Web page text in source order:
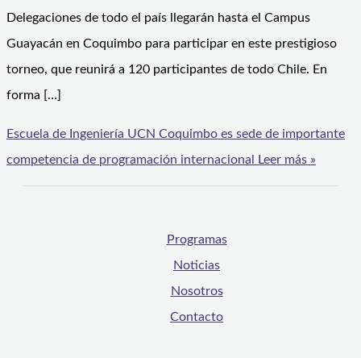
Delegaciones de todo el país llegarán hasta el Campus
Guayacán en Coquimbo para participar en este prestigioso
torneo, que reunirá a 120 participantes de todo Chile. En
forma […]
Escuela de Ingeniería UCN Coquimbo es sede de importante
competencia de programación internacional
Leer más »
Programas
Noticias
Nosotros
Contacto